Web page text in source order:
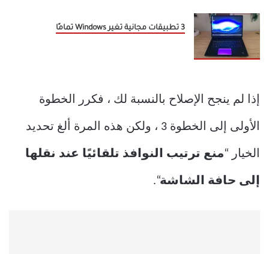
3 تطبيقات مجانية تغير Windows تمامًا
إذا لم ينجح الإصلاح بالنسبة لك ، فكرر الخطوة
الأولى إلى الخطوة 3 ، ولكن هذه المرة ألغ تحديد
الخيار “منع ترتيب النوافذ تلقائيًا عند نقلها
إلى حافة الشاشة“.